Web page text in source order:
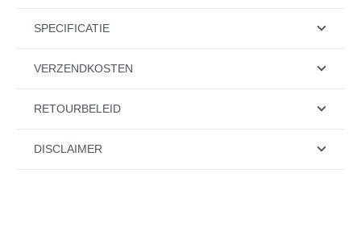
SPECIFICATIE
VERZENDKOSTEN
RETOURBELEID
DISCLAIMER